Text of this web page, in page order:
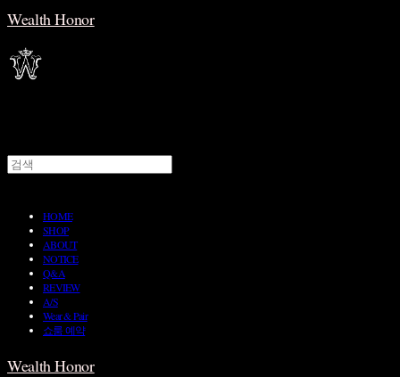
Wealth Honor
HOME
SHOP
ABOUT
NOTICE
Q&A
REVIEW
A/S
Wear & Pair
쇼룸 예약
Wealth Honor